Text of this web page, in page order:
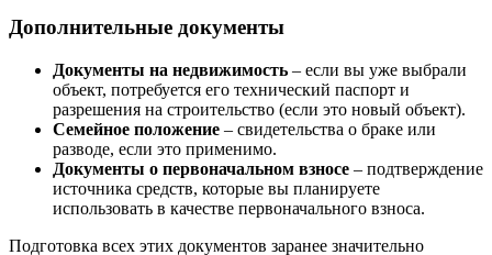
Дополнительные документы
Документы на недвижимость – если вы уже выбрали
объект, потребуется его технический паспорт и
разрешения на строительство (если это новый объект).
Семейное положение – свидетельства о браке или
разводе, если это применимо.
Документы о первоначальном взносе – подтверждение
источника средств, которые вы планируете
использовать в качестве первоначального взноса.
Подготовка всех этих документов заранее значительно